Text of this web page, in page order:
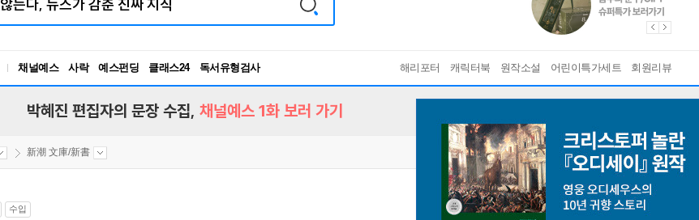
채널예스 사락 예스펀딩 클래스24
독서유형검사
RBTI Lab
해리포터 캐릭터북 원작소설 어린이특가세트 회원리뷰
박혜진 편집자의 문장 수집, 채널예스 1화 보러 가기
新潮 文庫/新書
수입